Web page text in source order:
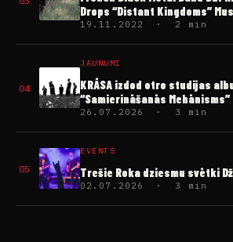
Drops “Distant Kingdoms”
19.11.2022 · 2 min
04
JAUNUMI
KRĀSA izdod otro studijas
“Samierināšanās Mehānisms”
26.07.2026 · 3 min
05
EVENTS
Trešie Roka dziesmu svētki
02.07.2026 · 3 min